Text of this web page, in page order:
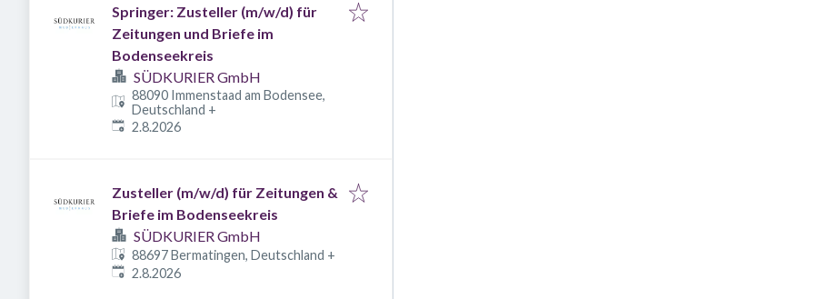
Springer: Zusteller (m/w/d) für
Zeitungen und Briefe im
Bodenseekreis
SÜDKURIER GmbH
88090 Immenstaad am Bodensee,
Deutschland +
Veröffentlicht
2.8.2026
Zusteller (m/w/d) für Zeitungen &
Briefe im Bodenseekreis
SÜDKURIER GmbH
88697 Bermatingen, Deutschland +
Veröffentlicht
2.8.2026